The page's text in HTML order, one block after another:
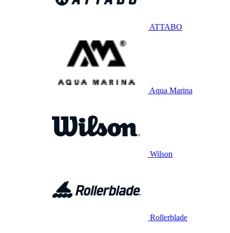
ATTABO
Aqua Marina
Wilson
Rollerblade